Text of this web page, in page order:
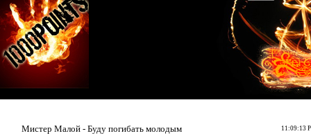
11:09:13
Мистер Малой - Буду погибать молодым